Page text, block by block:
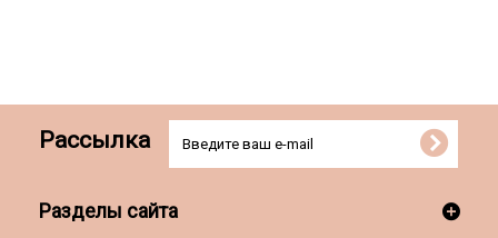
Рассылка
Разделы сайта